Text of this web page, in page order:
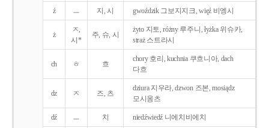
ź ㅡ 지, 시 gwoździk 그보지지크, więź 비엥시
ż
ㅈ,
시*
주, 슈, 시
żyto 지토, różny 루주니, łyżka 위슈카,
straż 스트라시
ch ㅎ 흐
chory 호리, kuchnia 쿠흐니아, dach
다흐
dz ㅈ 즈, 츠
dziura 지우라, dzwon 즈본, mosiądz
모시옹츠
dź ㅡ 치 niedźwiedź 니에치비에치